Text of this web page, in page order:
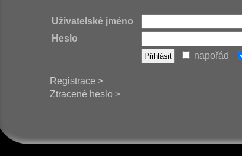
Uživatelské jméno
Heslo
napořád
Registrace >
Ztracené heslo >